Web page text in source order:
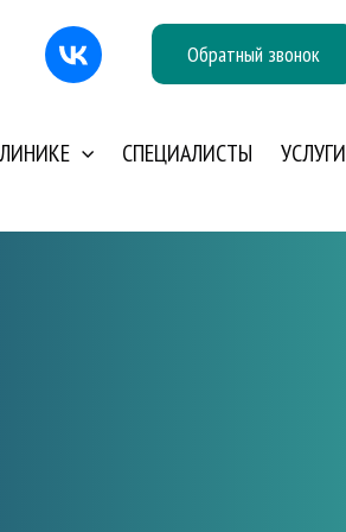
Обратный звонок
СПЕЦИАЛИСТЫ УСЛУГИ